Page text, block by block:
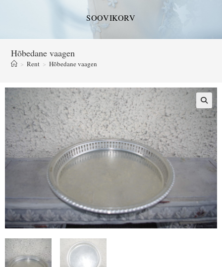
SOOVIKORV
Hõbedane vaagen
> Rent > Hõbedane vaagen